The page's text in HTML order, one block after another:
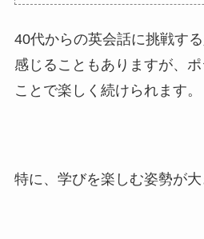
40代からの英会話に挑戦す
感じることもありますが、
ことで楽しく続けられます。
特に、学びを楽しむ姿勢が大